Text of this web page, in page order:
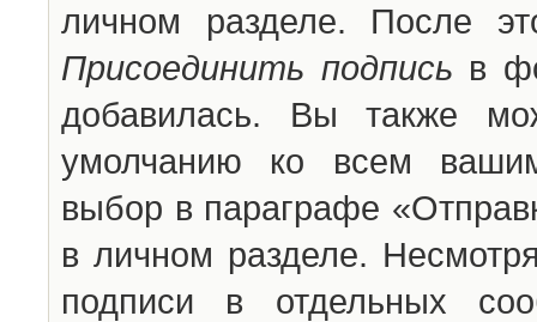
личном разделе. После
Присоединить подпись в
добавилась. Вы также
умолчанию ко всем
выбор в параграфе
в личном разделе.
подписи в отдельных